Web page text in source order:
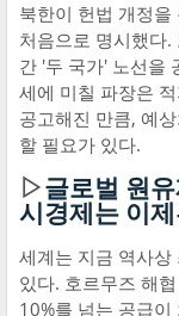
북한이 헌법 개정
처음으로 명시했다
간 '두 국가' 노선을
세에 미칠 파장은
공고해진 만큼, 예
할 필요가 있다.
▷글로벌 원
시경제는 이
세계는 지금 역사상
있다. 호르무즈 해
10%를 넘는 공급